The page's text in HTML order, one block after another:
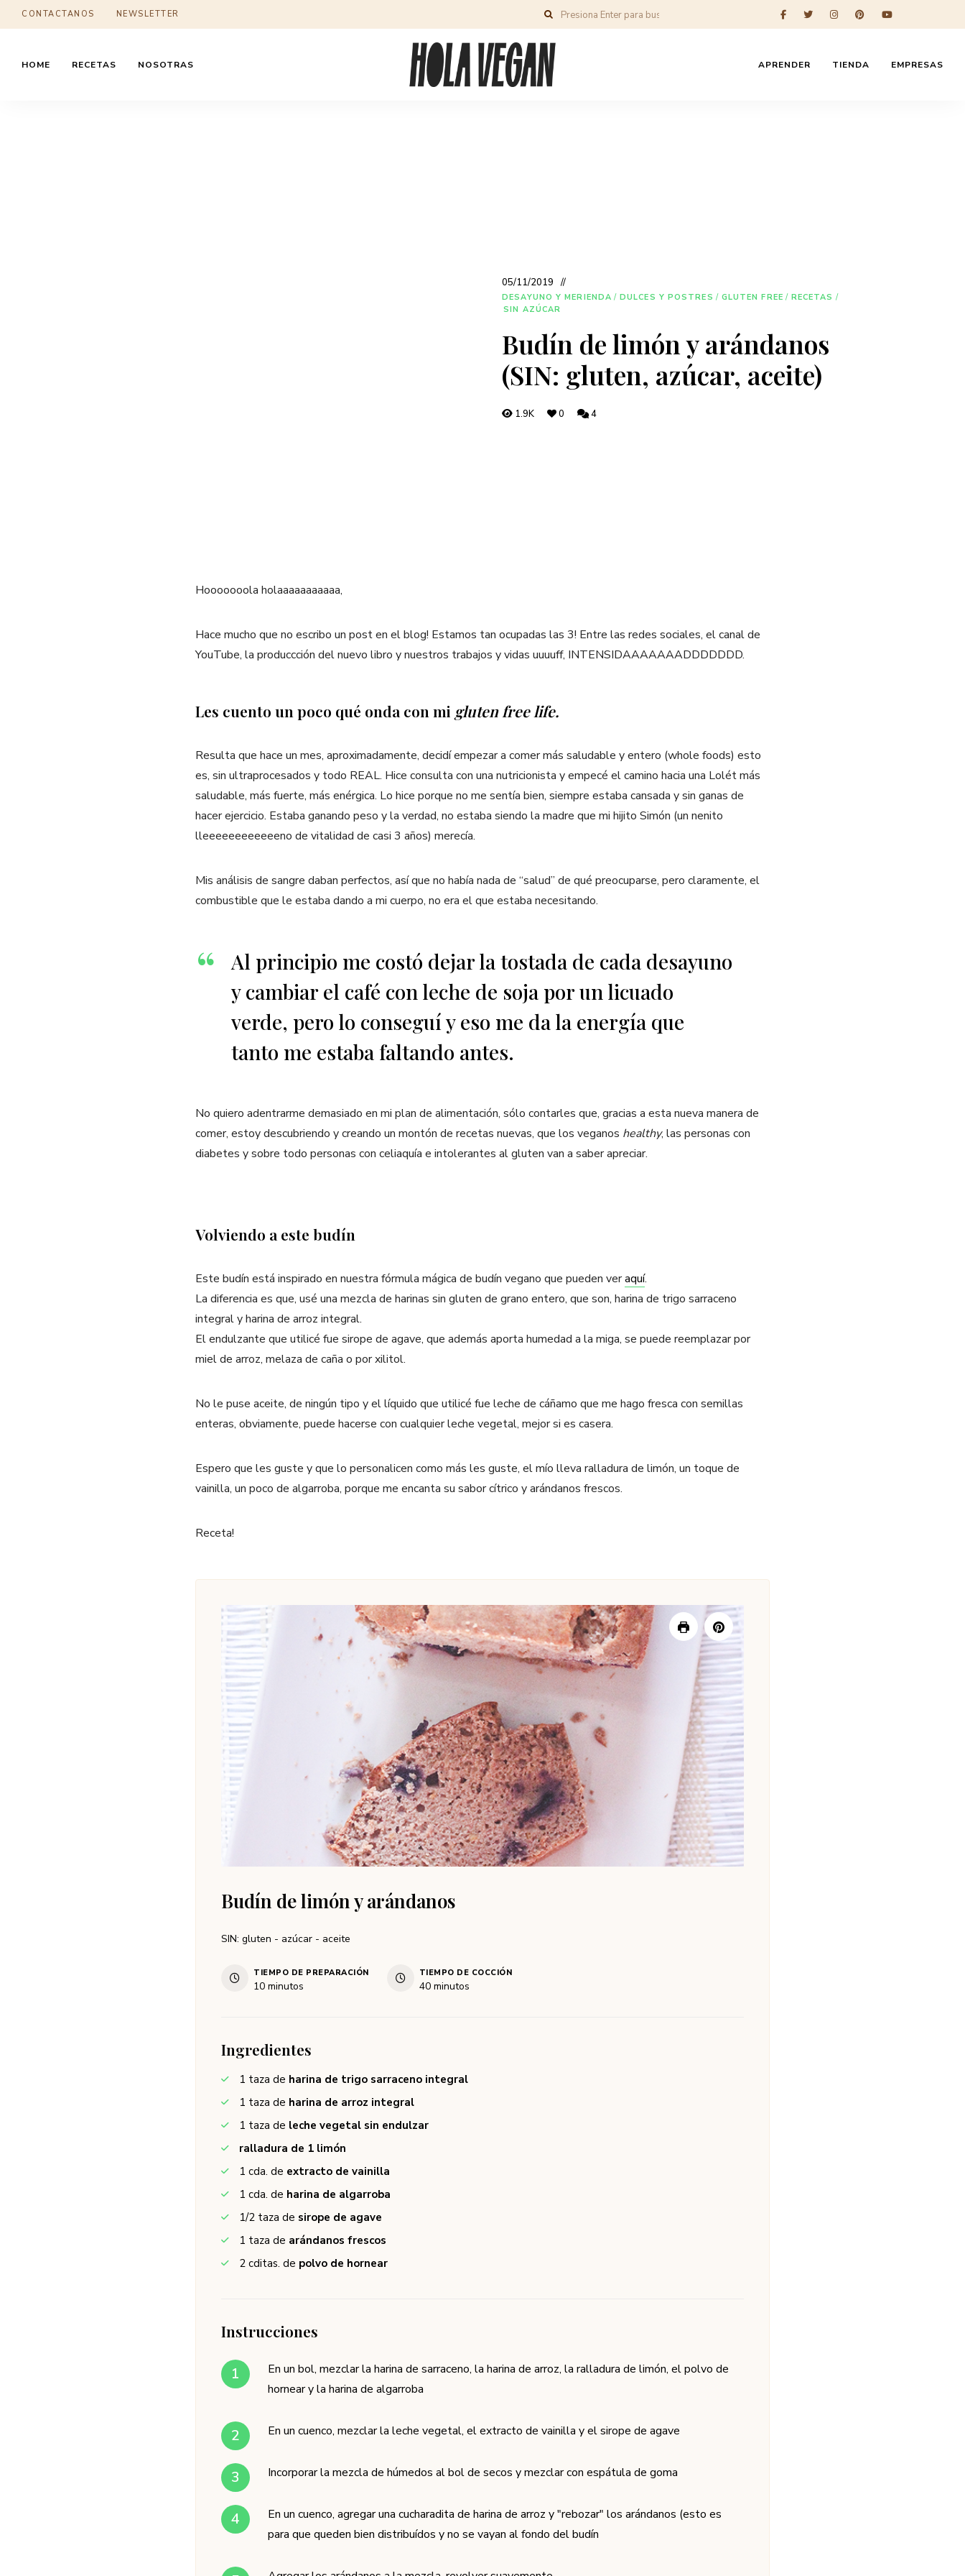
CONTACTANOS NEWSLETTER
HOME RECETAS NOSOTRAS APRENDER TIENDA EMPRESAS
05/11/2019
DESAYUNO Y MERIENDA / DULCES Y POSTRES / GLUTEN FREE / RECETAS /
SIN AZÚCAR
Budín de limón y arándanos
(SIN: gluten, azúcar, aceite)
1.9K 0 4
Hooooooola holaaaaaaaaaaa,
Hace mucho que no escribo un post en el blog! Estamos tan ocupadas las 3! Entre las redes sociales, el canal de
YouTube, la produccción del nuevo libro y nuestros trabajos y vidas uuuuff, INTENSIDAAAAAAADDDDDDD.
Les cuento un poco qué onda con mi gluten free life.
Resulta que hace un mes, aproximadamente, decidí empezar a comer más saludable y entero (whole foods) esto
es, sin ultraprocesados y todo REAL. Hice consulta con una nutricionista y empecé el camino hacia una Lolét más
saludable, más fuerte, más enérgica. Lo hice porque no me sentía bien, siempre estaba cansada y sin ganas de
hacer ejercicio. Estaba ganando peso y la verdad, no estaba siendo la madre que mi hijito Simón (un nenito
lleeeeeeeeeeeeno de vitalidad de casi 3 años) merecía.
Mis análisis de sangre daban perfectos, así que no había nada de “salud” de qué preocuparse, pero claramente, el
combustible que le estaba dando a mi cuerpo, no era el que estaba necesitando.
Al principio me costó dejar la tostada de cada desayuno
y cambiar el café con leche de soja por un licuado
verde, pero lo conseguí y eso me da la energía que
tanto me estaba faltando antes.
No quiero adentrarme demasiado en mi plan de alimentación, sólo contarles que, gracias a esta nueva manera de
comer, estoy descubriendo y creando un montón de recetas nuevas, que los veganos healthy, las personas con
diabetes y sobre todo personas con celiaquía e intolerantes al gluten van a saber apreciar.
Volviendo a este budín
Este budín está inspirado en nuestra fórmula mágica de budín vegano que pueden veraquí.
La diferencia es que, usé una mezcla de harinas sin gluten de grano entero, que son, harina de trigo sarraceno
integral y harina de arroz integral.
El endulzante que utilicé fue sirope de agave, que además aporta humedad a la miga, se puede reemplazar por
miel de arroz, melaza de caña o por xilitol.
No le puse aceite, de ningún tipo y el líquido que utilicé fue leche de cáñamo que me hago fresca con semillas
enteras, obviamente, puede hacerse con cualquier leche vegetal, mejor si es casera.
Espero que les guste y que lo personalicen como más les guste, el mío lleva ralladura de limón, un toque de
vainilla, un poco de algarroba, porque me encanta su sabor cítrico y arándanos frescos.
Receta!
Budín de limón y arándanos
SIN: gluten - azúcar - aceite
TIEMPO DE PREPARACIÓN
10 minutos
TIEMPO DE COCCIÓN
40 minutos
Ingredientes
1 taza de harina de trigo sarraceno integral
1 taza de harina de arroz integral
1 taza de leche vegetal sin endulzar
ralladura de 1 limón
1 cda. de extracto de vainilla
1 cda. de harina de algarroba
1/2 taza de sirope de agave
1 taza de arándanos frescos
2 cditas. de polvo de hornear
Instrucciones
En un bol, mezclar la harina de sarraceno, la harina de arroz, la ralladura de limón, el polvo de
hornear y la harina de algarroba
En un cuenco, mezclar la leche vegetal, el extracto de vainilla y el sirope de agave
Incorporar la mezcla de húmedos al bol de secos y mezclar con espátula de goma
En un cuenco, agregar una cucharadita de harina de arroz y "rebozar" los arándanos (esto es
para que queden bien distribuídos y no se vayan al fondo del budín